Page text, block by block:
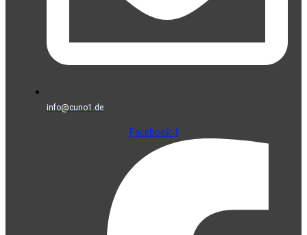
info@cuno1.de
Facebook-f